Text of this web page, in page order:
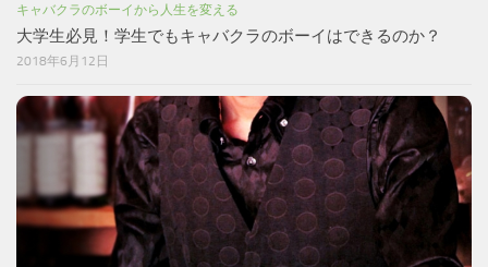
キャバクラのボーイから人生を変える
大学生必見！学生でもキャバクラのボーイはできるのか？
2018年6月12日